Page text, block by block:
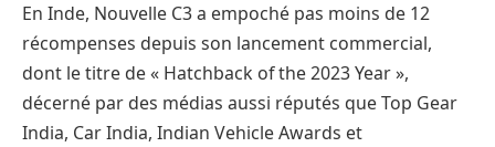
En Inde, Nouvelle C3 a empoché pas moins de 12
récompenses depuis son lancement commercial,
dont le titre de « Hatchback of the 2023 Year »,
décerné par des médias aussi réputés que Top Gear
India, Car India, Indian Vehicle Awards et